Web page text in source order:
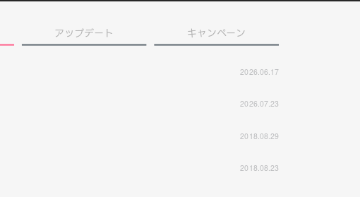
アップデート キャンペーン
2026.06.17
2026.07.23
2018.08.29
2018.08.23